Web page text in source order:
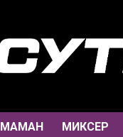
МАМАН МИКСЕР